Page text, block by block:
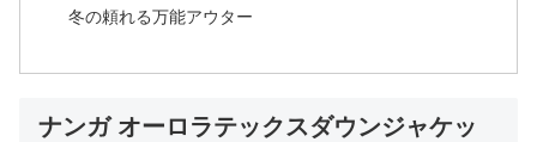
冬の頼れる万能アウター
ナンガ オーロラテックスダウンジャケッ